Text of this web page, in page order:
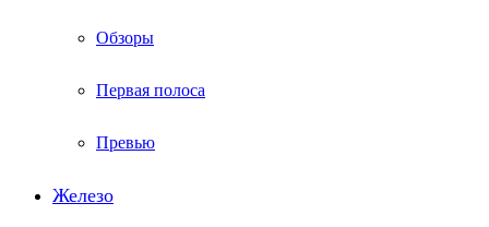
Обзоры
Первая полоса
Превью
Железо